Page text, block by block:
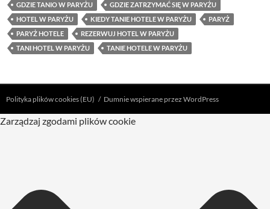
GDZIE TANIO W PARYŻU
GDZIE ZATRZYMAĆ SIĘ W PARYŻU
HOTEL W PARYŻU
KIEDY TANIE HOTELE W PARYŻU
PARYŻ
PARYŻ HOTELE
REZERWUJ HOTEL W PARYŻU
TANI HOTEL W PARYŻU
TANIE HOTELE W PARYŻU
Polityka plików cookies (EU) Dumnie wspierane przez WordPress
Zarządzaj zgodami plików cookie